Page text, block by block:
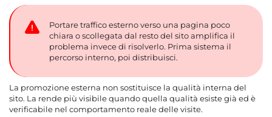
Portare traffico esterno verso una pagina poco
chiara o scollegata dal resto del sito amplifica il
problema invece di risolverlo. Prima sistema il
percorso interno, poi distribuisci.
La promozione esterna non sostituisce la qualità interna del
sito. La rende più visibile quando quella qualità esiste già ed è
verificabile nel comportamento reale delle visite.